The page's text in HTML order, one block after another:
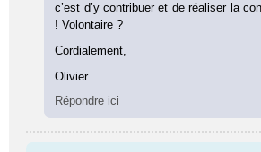
c’est d’y contribuer et de réaliser la
! Volontaire ?
Cordialement,
Olivier
Répondre ici